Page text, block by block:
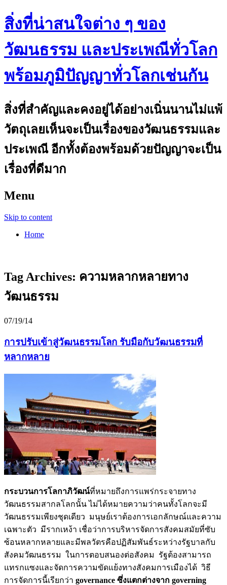
สิ่งที่น่าสนใจต่าง ๆ ของ
วัฒนธรรม และประเพณีทั่วโลก
พร้อมภูมิปัญญาทั่วโลกเช่นกัน
สิ่งที่สำคัญและคงอยู่ได้อย่างเนิ่นนานไม่แพ้
วัตถุเลยเห็นจะเป็นเรื่องของวัฒนธรรมและ
ประเพณี อีกทั้งต้องพร้อมด้วยปัญญาจะเป็น
เรื่องที่ดีมาก
Menu
Skip to content
Home
Tag Archives: ความหลากหลายทาง
วัฒนธรรม
07/19/14
การปรับเข้าสู่วัฒนธรรมโลก รับมือกับวัฒนธรรมที่
หลากหลาย
กระบวนการโลกาภิวัฒน์ที่หมายถึงการแพร่กระจายทาง
วัฒนธรรมสากลโลกนั้น ไม่ได้หมายความว่าคนทั้งโลกจะมี
วัฒนธรรมเพียงชุดเดียว มนุษย์เราต้องการเอกลักษณ์และความ
เฉพาะตัว มีรากเหง้า เชื่อว่าการบริหารจัดการสังคมสมัยที่ซับ
ซ้อนหลากหลายและมีพลวัตรคือปฏิสัมพันธ์ระหว่างรัฐบาลกับ
สังคมวัฒนธรรม ในการตอบสนองต่อสังคม รัฐต้องสามารถ
แทรกแซงและจัดการความขัดแย้งทางสังคมการเมืองได้ วิธี
การจัดการนี้เรียกว่า governance ซึ่งแตกต่างจาก governing